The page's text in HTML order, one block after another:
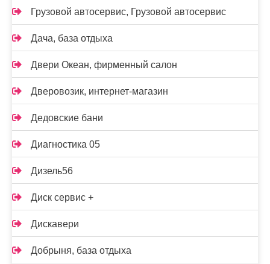
Грузовой автосервис, Грузовой автосервис
Дача, база отдыха
Двери Океан, фирменный салон
Дверовозик, интернет-магазин
Дедовские бани
Диагностика 05
Дизель56
Диск сервис +
Дискавери
Добрыня, база отдыха